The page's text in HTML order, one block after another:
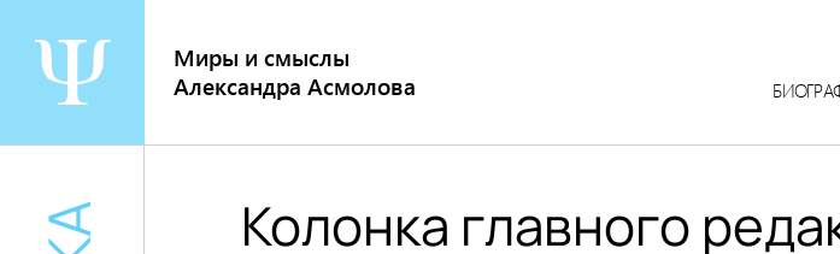
содержанию
Миры и смыслы
Александра Асмолова
Колонка главного